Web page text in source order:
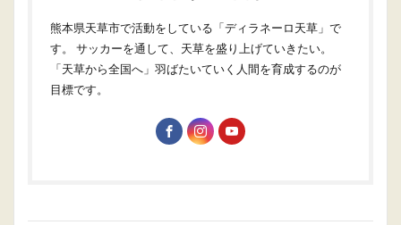
熊本県天草市で活動をしている「ディラネーロ天草」で
す。 サッカーを通して、天草を盛り上げていきたい。
「天草から全国へ」羽ばたいていく人間を育成するのが
目標です。